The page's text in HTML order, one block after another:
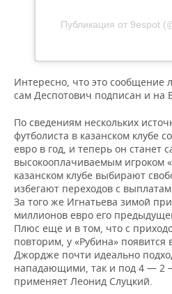
Публикация от 9espot
Интересно, что это сообщение
сам Деспотович подписан и на
По сведениям нескольких
футболиста в казанском клубе
евро в год, и теперь он станет
высокооплачиваемым игроком
казанском клубе выбирают
избегают переходов с
За того же Игнатьева зимой
миллионов евро его
Плюс еще и в том, что с
повторим, у «Рубина» появится
Джордже почти идеально
нападающими, так и под 4 — 2
применяет Леонид Слуцкий.